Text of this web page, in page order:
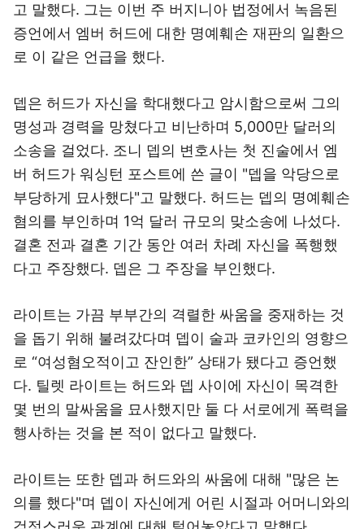
고 말했다. 그는 이번 주 버지니아 법정에서 녹음된
증언에서 엠버 허드에 대한 명예훼손 재판의 일환으
로 이 같은 언급을 했다.
뎁은 허드가 자신을 학대했다고 암시함으로써 그의
명성과 경력을 망쳤다고 비난하며 5,000만 달러의
소송을 걸었다. 조니 뎁의 변호사는 첫 진술에서 엠
버 허드가 워싱턴 포스트에 쓴 글이 "뎁을 악당으로
부당하게 묘사했다"고 말했다. 허드는 뎁의 명예훼손
혐의를 부인하며 1억 달러 규모의 맞소송에 나섰다.
결혼 전과 결혼 기간 동안 여러 차례 자신을 폭행했
다고 주장했다. 뎁은 그 주장을 부인했다.
라이트는 가끔 부부간의 격렬한 싸움을 중재하는 것
을 돕기 위해 불려갔다며 뎁이 술과 코카인의 영향으
로 “여성혐오적이고 잔인한” 상태가 됐다고 증언했
다. 틸렛 라이트는 허드와 뎁 사이에 자신이 목격한
몇 번의 말싸움을 묘사했지만 둘 다 서로에게 폭력을
행사하는 것을 본 적이 없다고 말했다.
라이트는 또한 뎁과 허드와의 싸움에 대해 "많은 논
의를 했다"며 뎁이 자신에게 어린 시절과 어머니와의